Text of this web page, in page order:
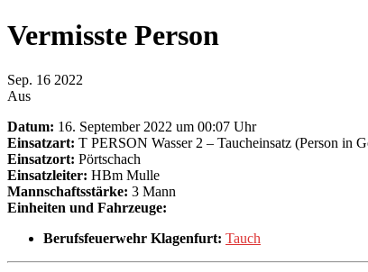
Vermisste Person
Sep. 16 2022
Aus
Datum: 16. September 2022 um 00:07 Uhr
Einsatzart: T PERSON Wasser 2 – Taucheinsatz (Person in
Einsatzort: Pörtschach
Einsatzleiter: HBm Mulle
Mannschaftsstärke: 3 Mann
Einheiten und Fahrzeuge:
Berufsfeuerwehr Klagenfurt: Tauch